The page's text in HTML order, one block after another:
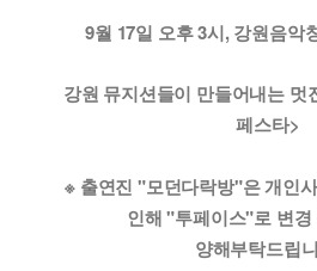
9월 17일 오후 3시, 강원음악
강원 뮤지션들이 만들어내는 멋
페스타>
※ 출연진 "모던다락방"은 개인
인해 "투페이스"로 변경
양해부탁드립